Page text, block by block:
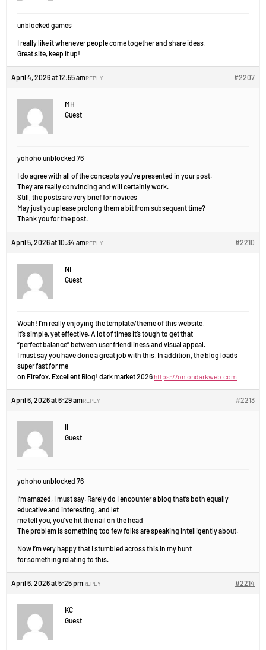
unblocked games
I really like it whenever people come together and share ideas.
Great site, keep it up!
April 4, 2026 at 12:55 am #2207
REPLY
MH
Guest
yohoho unblocked 76
I do agree with all of the concepts you’ve presented in your post.
They are really convincing and will certainly work.
Still, the posts are very brief for novices.
May just you please prolong them a bit from subsequent time?
Thank you for the post.
April 5, 2026 at 10:34 am #2210
REPLY
NI
Guest
Woah! I’m really enjoying the template/theme of this website.
It’s simple, yet effective. A lot of times it’s tough to get that
“perfect balance” between user friendliness and visual appeal.
I must say you have done a great job with this. In addition, the blog loads
super fast for me
on Firefox. Excellent Blog! dark market 2026 https://oniondarkweb.com
April 6, 2026 at 6:29 am #2213
REPLY
II
Guest
yohoho unblocked 76
I’m amazed, I must say. Rarely do I encounter a blog that’s both equally
educative and interesting, and let
me tell you, you’ve hit the nail on the head.
The problem is something too few folks are speaking intelligently about.
Now i’m very happy that I stumbled across this in my hunt
for something relating to this.
April 6, 2026 at 5:25 pm #2214
REPLY
KC
Guest